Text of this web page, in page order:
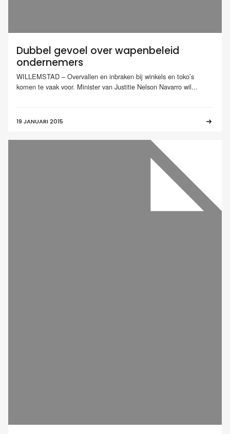
Dubbel gevoel over wapenbeleid
ondernemers
WILLEMSTAD – Overvallen en inbraken bij winkels en toko’s
komen te vaak voor. Minister van Justitie Nelson Navarro wil...
19 JANUARI 2015